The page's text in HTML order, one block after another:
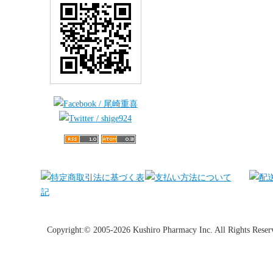
Copyright:© 2005-2026 Kushiro Pharmacy Inc. All Rights